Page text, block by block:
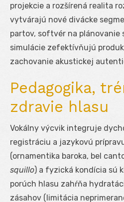
projekcie a rozšírená realita
vytvárajú nové divácke
partov, softvér na plánovanie
simulácie zefektívňujú
zachovanie akustickej
Pedagogika,
zdravie hlasu
Vokálny výcvik integruje
registráciu a jazykovú
(ornamentika baroka, bel
squillo) a fyzická kondícia sú
porúch hlasu zahŕňa
zásahov (limitácia